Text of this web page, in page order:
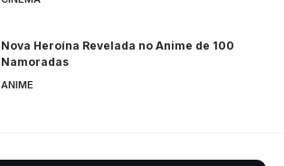
Nova Heroína Revelada no Anime de 100
Namoradas
ANIME